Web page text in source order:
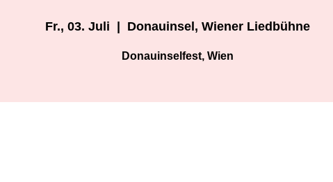
Fr., 03. Juli Donauinsel, Wiener Liedbühne
Donauinselfest, Wien